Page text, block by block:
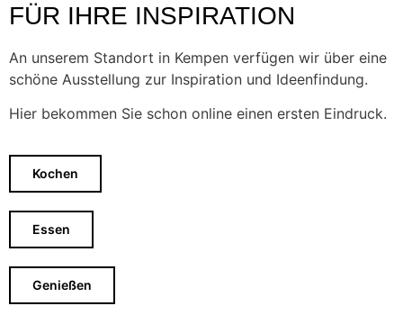
FÜR IHRE INSPIRATION
An unserem Standort in Kempen verfügen wir über eine
schöne Ausstellung zur Inspiration und Ideenfindung.
Hier bekommen Sie schon online einen ersten Eindruck.
Kochen
Essen
Genießen